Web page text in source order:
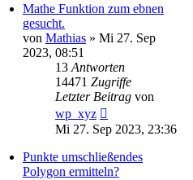
Mathe Funktion zum ebnen
gesucht.
von Mathias » Mi 27. Sep
2023, 08:51
13 Antworten
14471 Zugriffe
Letzter Beitrag von
wp_xyz
Mi 27. Sep 2023, 23:36
Punkte umschließendes
Polygon ermitteln?